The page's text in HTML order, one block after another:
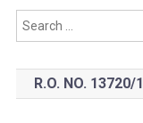
R.O. NO.